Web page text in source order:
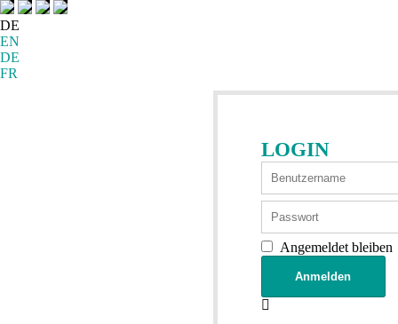
DE
EN
DE
FR
LOGIN
Angemeldet bleiben